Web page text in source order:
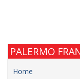
PALERMO
Home